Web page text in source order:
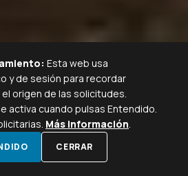
PARA EXPLORAR
WHATSAPP
Esta web usa
y de sesión para recordar
origen de las solicitudes.
activa cuando pulsas Entendido.
Más información.
CERRAR